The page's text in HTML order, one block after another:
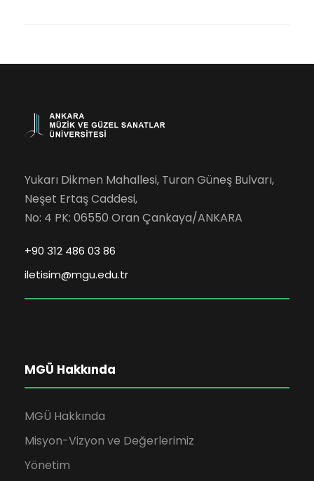
Yukarı Dikmen Mahallesi, Turan Güneş Bulvarı,
Neşet Ertaş Caddesi,
No: 4 PK: 06550 Oran Çankaya/ANKARA
+90 312 486 03 86
iletisim@mgu.edu.tr
MGÜ Hakkında
MGÜ Hakkında
Misyon-Vizyon ve Değerlerimiz
Yönetim